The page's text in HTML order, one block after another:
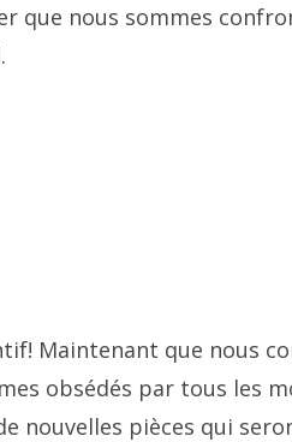
que nous sommes
Maintenant que nous
obsédés par tous les
nouvelles pièces qui